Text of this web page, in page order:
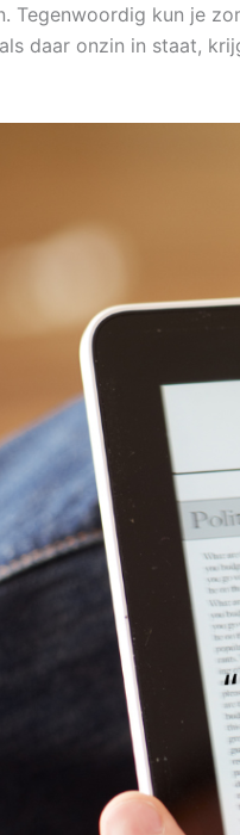
Tegenwoordig kun je
daar onzin in staat,